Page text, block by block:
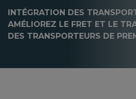
INTÉGRATION DES
AMÉLIOREZ LE FRET ET LE
DES TRANSPORTEURS DE